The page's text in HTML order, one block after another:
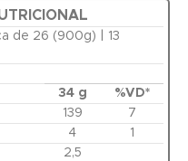
de 26 (900g) | 13
34 g
%VD*
139
7
4
1
2,5